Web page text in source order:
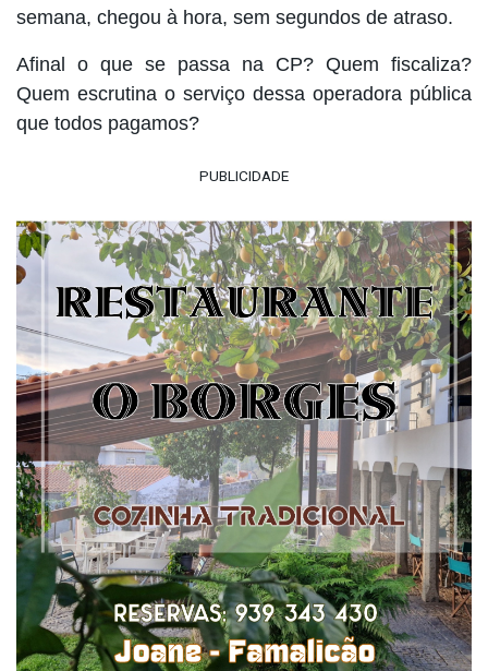
semana, chegou à hora, sem segundos de atraso.
Afinal o que se passa na CP? Quem fiscaliza?
Quem escrutina o serviço dessa operadora pública
que todos pagamos?
PUBLICIDADE